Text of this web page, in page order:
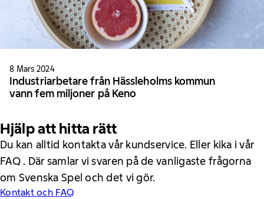
8 Mars 2024
Industriarbetare från Hässleholms kommun
vann fem miljoner på Keno
Hjälp att hitta rätt
Du kan alltid kontakta vår kundservice. Eller kika i vår
FAQ . Där samlar vi svaren på de vanligaste frågorna
om Svenska Spel och det vi gör.
Kontakt och FAQ